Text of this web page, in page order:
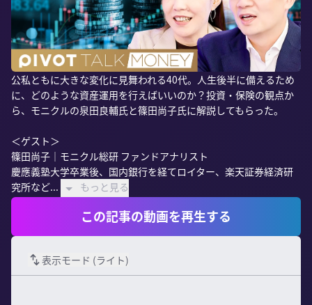
公私ともに大きな変化に見舞われる40代。人生後半に備えるため
に、どのような資産運用を行えばいいのか？投資・保険の観点か
ら、モニクルの泉田良輔氏と篠田尚子氏に解説してもらった。
＜ゲスト＞
篠田尚子｜モニクル総研 ファンドアナリスト
慶應義塾大学卒業後、国内銀行を経てロイター、楽天証券経済研
究所など...
もっと見る
この記事の動画を再生する
表示モード (ライト)